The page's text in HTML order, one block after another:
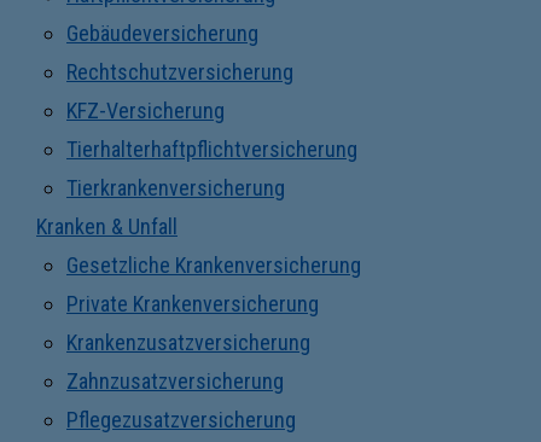
Gebäudeversicherung
Rechtschutzversicherung
KFZ-Versicherung
Tierhalterhaftpflichtversicherung
Tierkrankenversicherung
Kranken & Unfall
Gesetzliche Krankenversicherung
Private Krankenversicherung
Krankenzusatzversicherung
Zahnzusatzversicherung
Pflegezusatzversicherung